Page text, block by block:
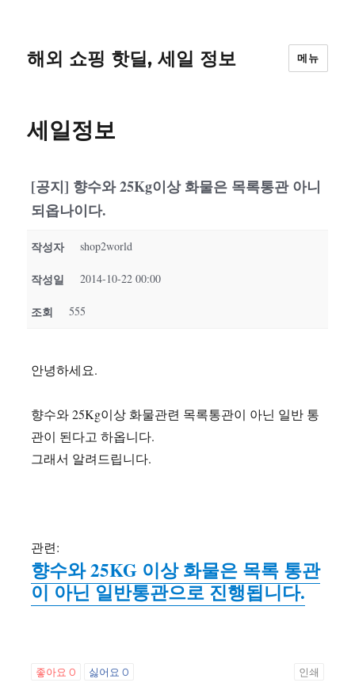
해외 쇼핑 핫딜, 세일 정보 메뉴
세일정보
[공지] 향수와 25Kg이상 화물은 목록통관 아니
되옵나이다.
작성자 shop2world
작성일 2014-10-22 00:00
조회 555
안녕하세요.
향수와 25Kg이상 화물관련 목록통관이 아닌 일반 통
관이 된다고 하옵니다.
그래서 알려드립니다.
관련:
향수와 25KG 이상 화물은 목록 통관
이 아닌 일반통관으로 진행됩니다.
좋아요0 싫어요0 인쇄